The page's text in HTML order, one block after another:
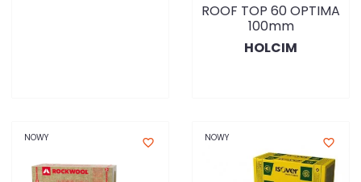
ROOF TOP 60 OPTIMA
100mm
HOLCIM
NOWY favorite_border NOWY favorite_border